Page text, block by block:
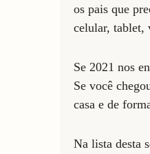
os pais que
celular, tablet,
Se 2021 nos
Se você
casa e de
Na lista desta